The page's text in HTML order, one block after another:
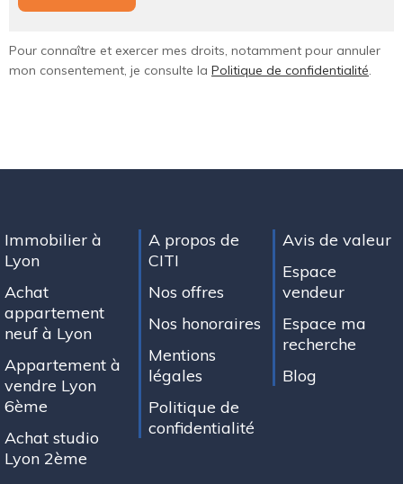
Pour connaître et exercer mes droits, notamment pour annuler
mon consentement, je consulte la Politique de confidentialité.
Immobilier à
Lyon
Achat
appartement
neuf à Lyon
Appartement à
vendre Lyon
6ème
Achat studio
Lyon 2ème
A propos de
CITI
Nos offres
Nos honoraires
Mentions
légales
Politique de
confidentialité
Avis de valeur
Espace
vendeur
Espace ma
recherche
Blog